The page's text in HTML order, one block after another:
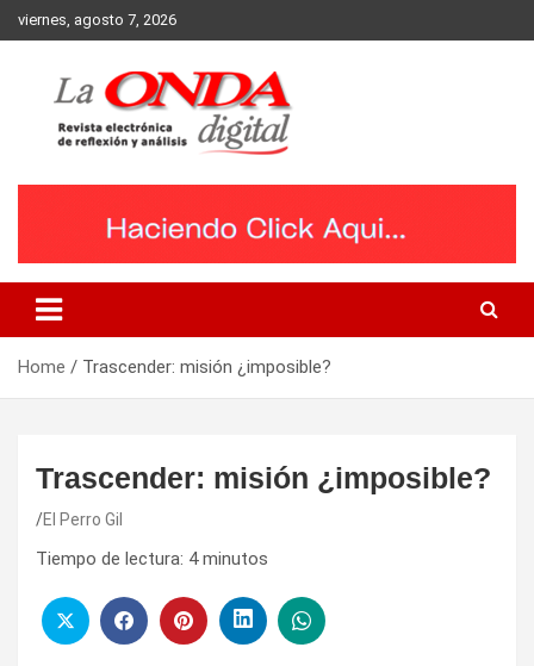
Skip
to
viernes, agosto 7, 2026
Home Trascender: misión ¿imposible?
Trascender: misión ¿imposible?
El Perro Gil
Tiempo de lectura: 4 minutos